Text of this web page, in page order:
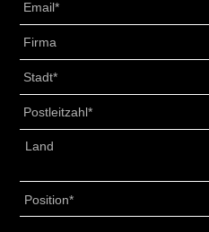
Titolo
Indirizzo
Land